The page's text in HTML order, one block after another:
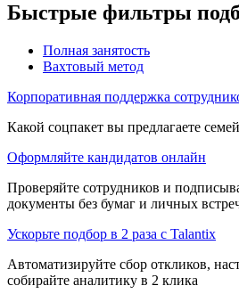
Быстрые фильтры
Полная занятость
Вахтовый метод
Корпоративная поддержка
Какой соцпакет вы предлагаете
Оформляйте кандидатов онлайн
Проверяйте сотрудников и
документы без бумаг и личных
Ускорьте подбор в 2 раза с Talantix
Автоматизируйте сбор откликов,
собирайте аналитику в 2 клика